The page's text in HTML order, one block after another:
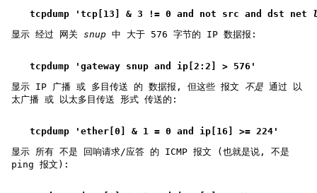
tcpdump 'tcp[13] & 3 != 0 and not src and dst net
显示 经过 网关 snup 中 大于 576 字节的 IP 数据报:
tcpdump 'gateway snup and ip[2:2] > 576'
显示 IP 广播 或 多目传送 的 数据报, 但这些 报文 不是 通过 以
太广播 或 以太多目传送 形式 传送的:
tcpdump 'ether[0] & 1 = 0 and ip[16] >= 224'
显示 所有 不是 回响请求/应答 的 ICMP 报文 (也就是说, 不是
ping 报文):